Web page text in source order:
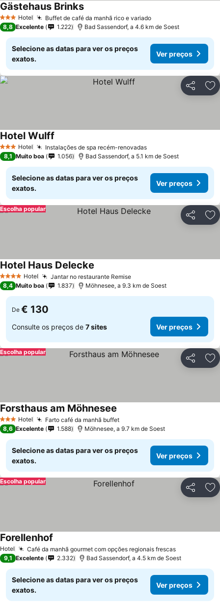
3 EstrelasHotel Buffet de café da manhã rico e variado
Gästehaus Brinks
8,8 Excelente 1.222 Bad Sassendorf, a 4.6 km de Soest
Selecione as datas para ver os preços
exatos.
Ver preços
Partilhar
3 EstrelasHotel Instalações de spa recém-renovadas
Hotel Wulff
8,1 Muito boa 1.056 Bad Sassendorf, a 5.1 km de Soest
Selecione as datas para ver os preços
exatos.
Ver preços
Partilhar
Escolha popular
4 EstrelasHotel Jantar no restaurante Remise
Hotel Haus Delecke
8,4 Muito boa 1.837 Möhnesee, a 9.3 km de Soest
De € 130
Consulte os preços de 7 sites Ver preços
Partilhar
Escolha popular
3 EstrelasHotel Farto café da manhã buffet
Forsthaus am Möhnesee
8,6 Excelente 1.588 Möhnesee, a 9.7 km de Soest
Selecione as datas para ver os preços
exatos.
Ver preços
Partilhar
Escolha popular
Hotel Café da manhã gourmet com opções regionais frescas
Forellenhof
9,1 Excelente 2.332 Bad Sassendorf, a 4.5 km de Soest
Selecione as datas para ver os preços
exatos.
Ver preços